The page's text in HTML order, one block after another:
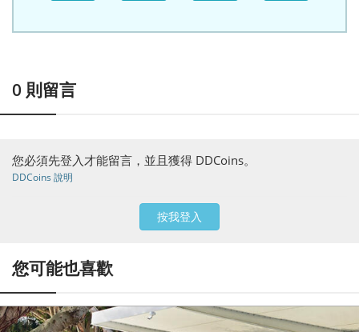
0 則留言
您必須先登入才能留言，並且獲得 DDCoins。
DDCoins 說明
按我登入
您可能也喜歡